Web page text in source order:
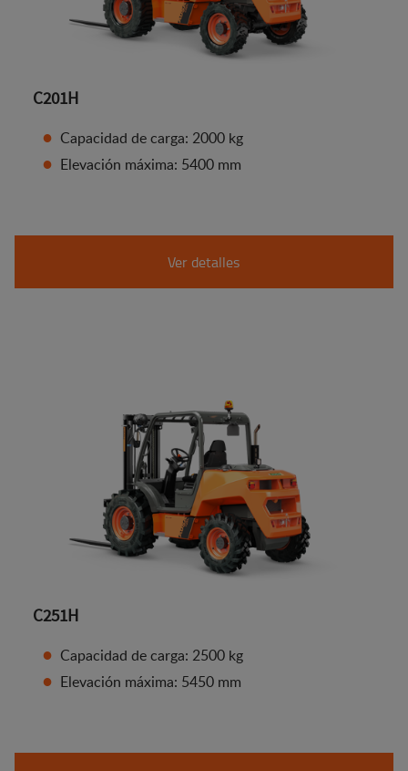
C201H
Capacidad de carga: 2000 kg
Elevación máxima: 5400 mm
Ver detalles
C251H
Capacidad de carga: 2500 kg
Elevación máxima: 5450 mm